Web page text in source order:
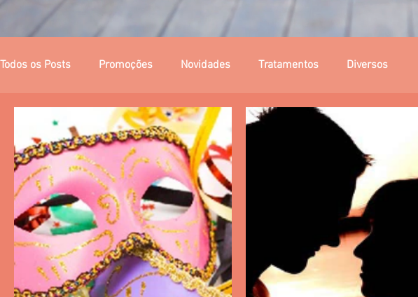
Todos os Posts Promoções Novidades Tratamentos Diversos